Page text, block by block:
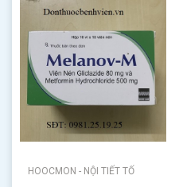
HOOCMON - NỘI TIẾT TỐ